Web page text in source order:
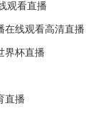
观看直播
在线观看高清直播
界杯直播
直播